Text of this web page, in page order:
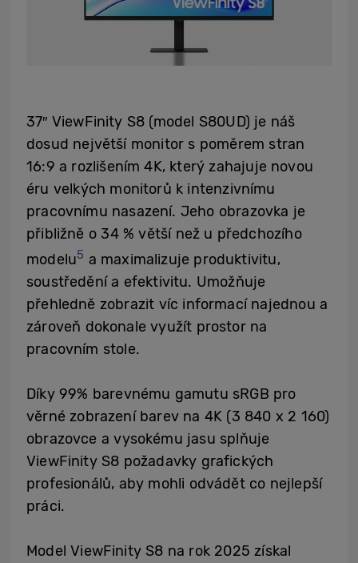
37″ ViewFinity S8 (model S80UD) je náš
dosud největší monitor s poměrem stran
16:9 a rozlišením 4K, který zahajuje novou
éru velkých monitorů k intenzivnímu
pracovnímu nasazení. Jeho obrazovka je
přibližně o 34 % větší než u předchozího
modelu5 a maximalizuje produktivitu,
soustředění a efektivitu. Umožňuje
přehledně zobrazit víc informací najednou a
zároveň dokonale využít prostor na
pracovním stole.
Díky 99% barevnému gamutu sRGB pro
věrné zobrazení barev na 4K (3 840 x 2 160)
obrazovce a vysokému jasu splňuje
ViewFinity S8 požadavky grafických
profesionálů, aby mohli odvádět co nejlepší
práci.
Model ViewFinity S8 na rok 2025 získal